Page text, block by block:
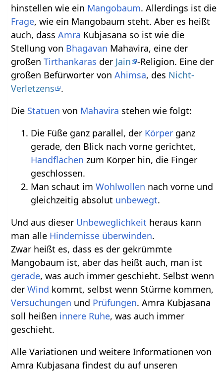
hinstellen wie ein Mangobaum. Allerdings ist die
Frage, wie ein Mangobaum steht. Aber es heißt
auch, dassAmra Kubjasana so ist wie die
Stellung von Bhagavan Mahavira, eine der
großenTirthankaras der Jain -Religion. Eine der
großen Befürworter vonAhimsa, des Nicht-
Verletzens
.
Die Statuen von Mahavira stehen wie folgt:
Die Füße ganz parallel, der Körper ganz
gerade, den Blick nach vorne gerichtet,
Handflächen zum Körper hin, die Finger
geschlossen.
Man schaut imWohlwollen nach vorne und
gleichzeitig absolut unbewegt.
Und aus dieser Unbeweglichkeit heraus kann
man alle Hindernisse überwinden.
Zwar heißt es, dass es der gekrümmte
Mangobaum ist, aber das heißt auch, man ist
gerade, was auch immer geschieht. Selbst wenn
derWind kommt, selbst wenn Stürme kommen,
Versuchungen und Prüfungen. Amra Kubjasana
soll heißen innere Ruhe, was auch immer
geschieht.
Alle Variationen und weitere Informationen von
Amra Kubjasana findest du auf unseren